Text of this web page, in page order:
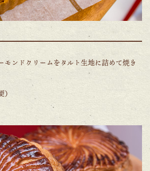
モンドクリームをタルト生地に詰めて焼き